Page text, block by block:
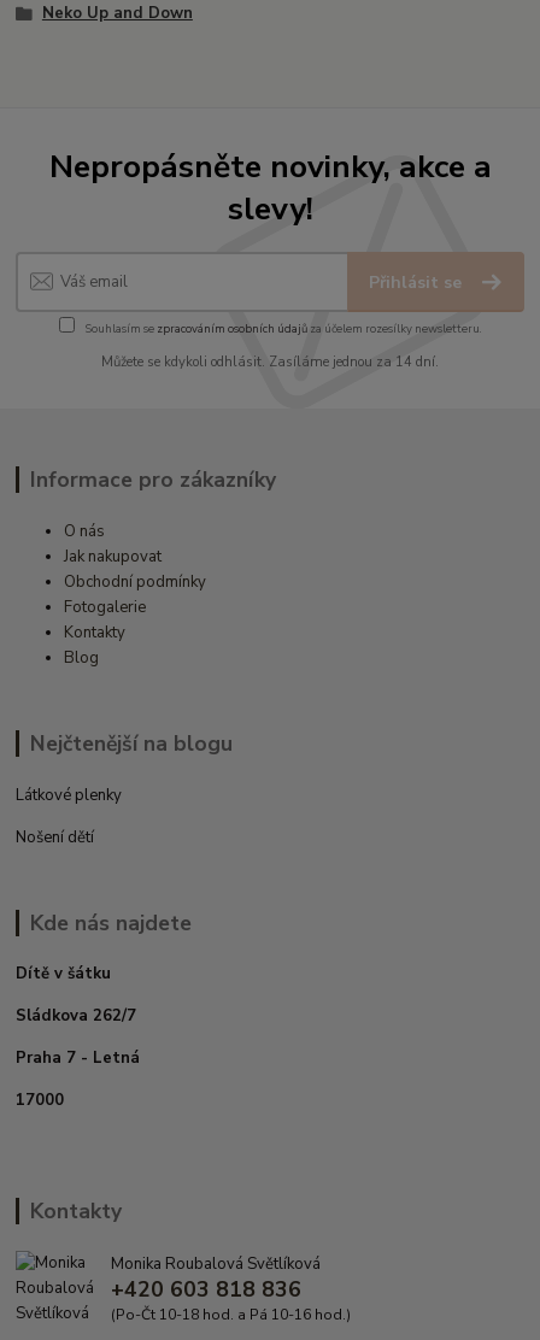
Neko Up and Down
Nepropásněte novinky, akce a
slevy!
Přihlásit se
Souhlasím se zpracováním osobních údajůza účelem rozesílky newsletteru.
Můžete se kdykoli odhlásit. Zasíláme jednou za 14 dní.
Informace pro zákazníky
O nás
Jak nakupovat
Obchodní podmínky
Fotogalerie
Kontakty
Blog
Nejčtenější na blogu
Látkové plenky
Nošení dětí
Kde nás najdete
Dítě v šátku
Sládkova 262/7
Praha 7 - Letná
17000
Kontakty
Monika Roubalová Světlíková
+420 603 818 836
(Po-Čt 10-18 hod. a Pá 10-16 hod.)